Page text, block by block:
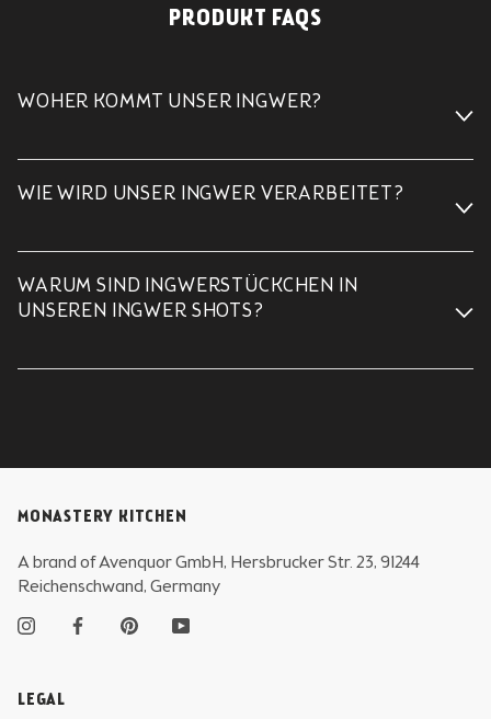
PRODUKT FAQS
WOHER KOMMT UNSER INGWER?
WIE WIRD UNSER INGWER VERARBEITET?
WARUM SIND INGWERSTÜCKCHEN IN
UNSEREN INGWER SHOTS?
MONASTERY KITCHEN
A brand of Avenquor GmbH, Hersbrucker Str. 23, 91244
Reichenschwand, Germany
LEGAL